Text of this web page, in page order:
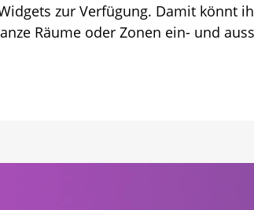
zur Verfügung. Damit könnt
Räume oder Zonen ein- und